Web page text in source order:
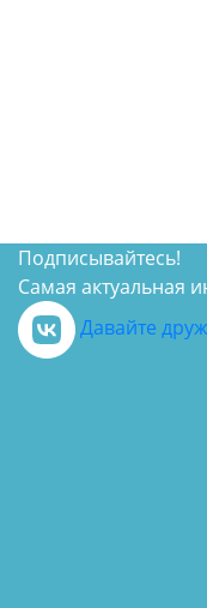
Подписывайтесь!
Самая актуальная
Давайте